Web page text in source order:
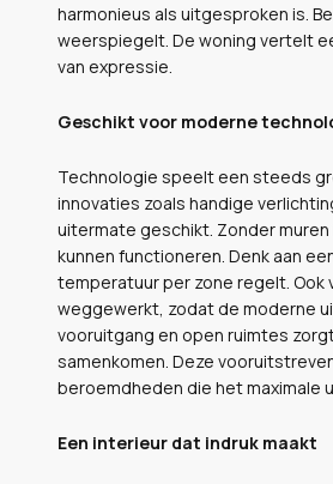
harmonieus als uitgesproken is.
weerspiegelt. De woning vertelt
van expressie.
Geschikt voor moderne
Technologie speelt een steeds
innovaties zoals handige
uitermate geschikt. Zonder
kunnen functioneren. Denk aan
temperatuur per zone regelt.
weggewerkt, zodat de moderne
vooruitgang en open ruimtes
samenkomen. Deze
beroemdheden die het maximale
Een interieur dat indruk maakt